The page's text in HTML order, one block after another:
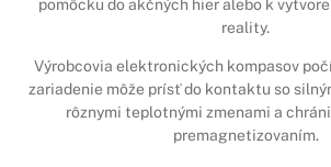
pomôcku do akčných hier alebo k
reality.
Výrobcovia elektronických kompasov
zariadenie môže prísť do kontaktu so
rôznymi teplotnými zmenami a
premagnetizovaním.